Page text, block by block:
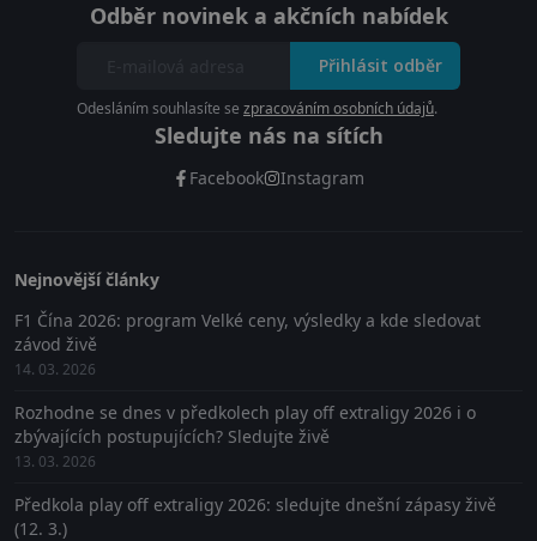
Odběr novinek a akčních nabídek
Přihlásit odběr
Odesláním souhlasíte se zpracováním osobních údajů.
Sledujte nás na sítích
Facebook Instagram
Nejnovější články
F1 Čína 2026: program Velké ceny, výsledky a kde sledovat
závod živě
14. 03. 2026
Rozhodne se dnes v předkolech play off extraligy 2026 i o
zbývajících postupujících? Sledujte živě
13. 03. 2026
Předkola play off extraligy 2026: sledujte dnešní zápasy živě
(12. 3.)